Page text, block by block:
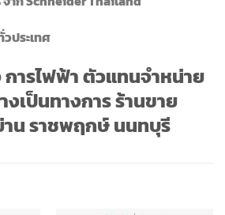
ประเทศ
ารไฟฟ้า ตัวแทนจำหน่าย
เป็นทางการ ร้านขาย
น ราชพฤกษ์ นนทบุรี